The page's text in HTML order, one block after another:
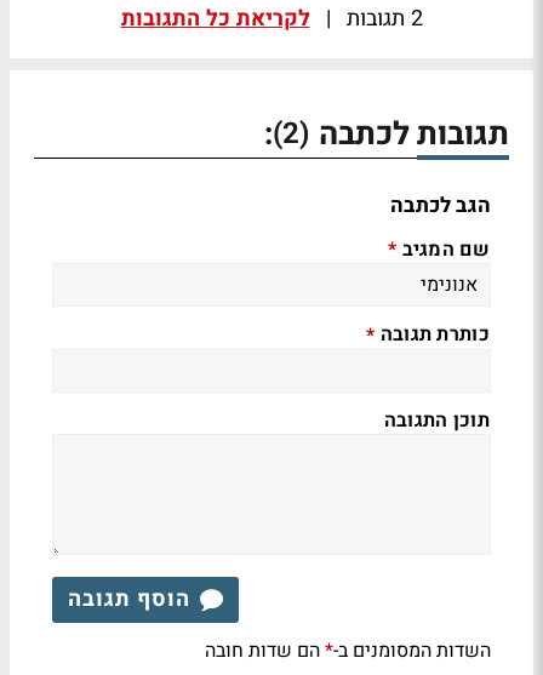
2 תגובות | לקריאת כל התגובות
תגובות לכתבה (2)
:
הגב לכתבה
שם המגיב *
כותרת תגובה *
תוכן התגובה
הוסף תגובה
השדות המסומנים ב-*הם שדות חובה